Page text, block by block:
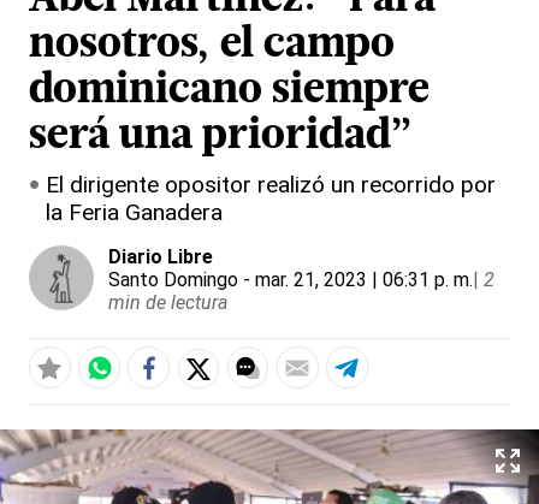
nosotros, el campo
dominicano siempre
será una prioridad”
El dirigente opositor realizó un recorrido por
la Feria Ganadera
Diario Libre
Santo Domingo - mar. 21, 2023 | 06:31 p. m.| 2
min de lectura